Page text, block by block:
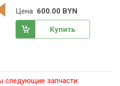
Цена 600.00 BYN
Купить
следующие запчасти: